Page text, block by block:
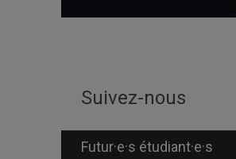
Suivez-nous
Futur·e·s étudiant·e·s